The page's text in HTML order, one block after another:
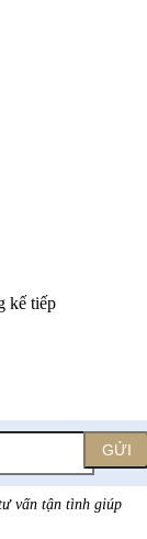
kế tiếp
GỬI
vấn tận tình giúp